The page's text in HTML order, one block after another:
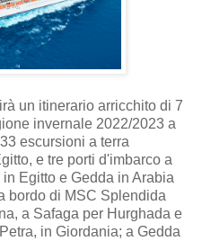
un itinerario arricchito di 7
invernale 2022/2023 a
escursioni a terra
e tre porti d'imbarco a
Egitto e Gedda in Arabia
bordo di MSC Splendida
a Safaga per Hurghada e
in Giordania; a Gedda